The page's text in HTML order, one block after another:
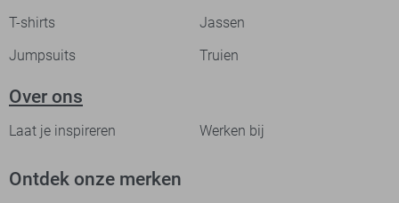
T-shirts
Jassen
Jumpsuits
Truien
Over ons
Laat je inspireren Werken bij
Ontdek onze merken